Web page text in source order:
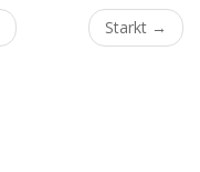
Starkt →